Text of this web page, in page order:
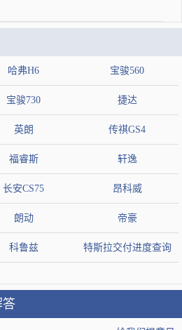
但均匀度不够。（钢板厚度仅做参考，
与钢板强度有直接影响）
T70底盘同为日产的C平台，与日产老逍
。前副车架为全框式结构，该结构多出
中段。前悬挂为常见的麦弗逊结构，下
，内侧设计加强结构，控制臂与球头之
底盘防腐喷涂面积约占底盘总面积的6
通道位置均没有进行防腐处理，底盘管
做防护处理。隔热采用两段式布局，铝
计与启辰T70完全相同。设计特点一：
哈弗H6 宝骏560
宝骏730 捷达
英朗 传祺GS4
福睿斯 轩逸
长安CS75 昂科威
朗动 帝豪
科鲁兹 特斯拉交付进度查询
答